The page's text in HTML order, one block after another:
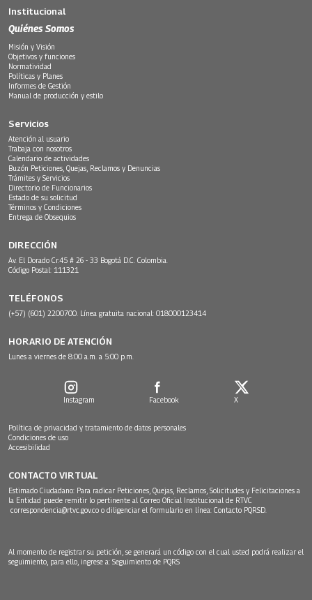
Institucional
Quiénes Somos
Misión y Visión
Objetivos y funciones
Normatividad
Políticas y Planes
Informes de Gestión
Manual de producción y estilo
Servicios
Atención al usuario
Trabaja con nosotros
Calendario de actividades
Buzón Peticiones, Quejas, Reclamos y Denuncias
Trámites y Servicios
Directorio de Funcionarios
Estado de su solicitud
Términos y Condiciones
Entrega de Obsequios
DIRECCIÓN
Av. El Dorado Cr.45 # 26 - 33 Bogotá D.C. Colombia.
Código Postal: 111321
TELÉFONOS
(+57) (601) 2200700. Línea gratuita nacional: 018000123414
HORARIO DE ATENCIÓN
Lunes a viernes de 8:00 a.m. a 5:00 p.m.
Instagram Facebook X
Política de privacidad y tratamiento de datos personales
Condiciones de uso
Accesibilidad
CONTACTO VIRTUAL
Estimado Ciudadano: Para radicar Peticiones, Quejas, Reclamos, Solicitudes y Felicitaciones a
la Entidad puede remitir lo pertinente al Correo Oficial Institucional de RTVC
correspondencia@rtvc.gov.co o diligenciar el formulario en línea: Contacto PQRSD.
Al momento de registrar su petición, se generará un código con el cual usted podrá realizar el
seguimiento, para ello, ingrese a: Seguimiento de PQRS